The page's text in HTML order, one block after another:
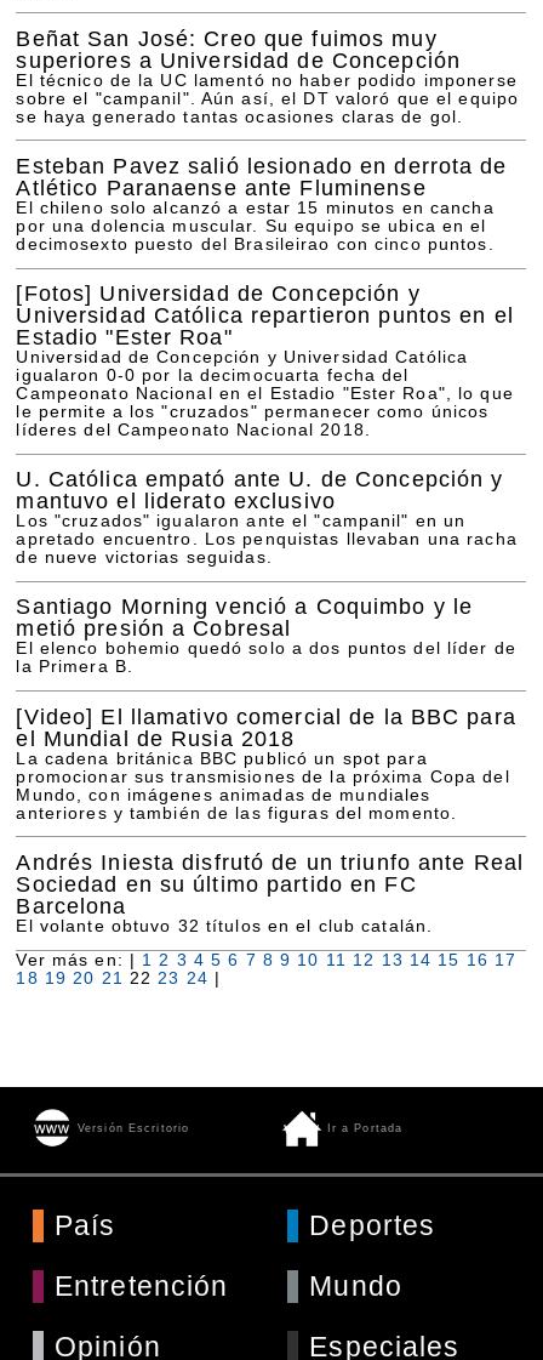
Beñat San José: Creo que fuimos muy
superiores a Universidad de Concepción
El técnico de la UC lamentó no haber podido imponerse
sobre el "campanil". Aún así, el DT valoró que el equipo
se haya generado tantas ocasiones claras de gol.
Esteban Pavez salió lesionado en derrota de
Atlético Paranaense ante Fluminense
El chileno solo alcanzó a estar 15 minutos en cancha
por una dolencia muscular. Su equipo se ubica en el
decimosexto puesto del Brasileirao con cinco puntos.
[Fotos] Universidad de Concepción y
Universidad Católica repartieron puntos en el
Estadio "Ester Roa"
Universidad de Concepción y Universidad Católica
igualaron 0-0 por la decimocuarta fecha del
Campeonato Nacional en el Estadio "Ester Roa", lo que
le permite a los "cruzados" permanecer como únicos
líderes del Campeonato Nacional 2018.
U. Católica empató ante U. de Concepción y
mantuvo el liderato exclusivo
Los "cruzados" igualaron ante el "campanil" en un
apretado encuentro. Los penquistas llevaban una racha
de nueve victorias seguidas.
Santiago Morning venció a Coquimbo y le
metió presión a Cobresal
El elenco bohemio quedó solo a dos puntos del líder de
la Primera B.
[Video] El llamativo comercial de la BBC para
el Mundial de Rusia 2018
La cadena británica BBC publicó un spot para
promocionar sus transmisiones de la próxima Copa del
Mundo, con imágenes animadas de mundiales
anteriores y también de las figuras del momento.
Andrés Iniesta disfrutó de un triunfo ante Real
Sociedad en su último partido en FC
Barcelona
El volante obtuvo 32 títulos en el club catalán.
Ver más en: | 1 2 3 4 5 6 7 8 9 10 11 12 13 14 15 16 17
18 19 20 21 22 23 24 |
Versión Escritorio Ir a Portada
País
Deportes
Entretención
Mundo
Opinión
Especiales